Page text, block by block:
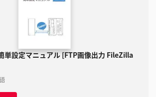
単設定マニュアル [FTP画像出力 FileZilla